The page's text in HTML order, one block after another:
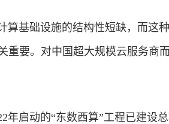
算基础设施的结构性短缺，而这
重要。对中国超大规模云服务商
年启动的“东数西算”工程已建设